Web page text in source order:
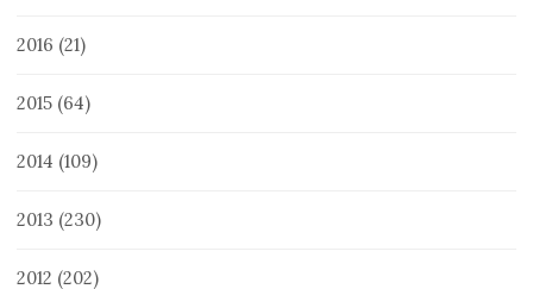
2016 (21)
2015 (64)
2014 (109)
2013 (230)
2012 (202)